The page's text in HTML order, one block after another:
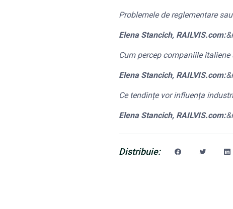
Problemele de reglementare
Elena Stancich, RAILVIS.com:
Cum percep companiile
Elena Stancich, RAILVIS.com:
Ce tendințe vor influența
Elena Stancich, RAILVIS.com:
Distribuie: